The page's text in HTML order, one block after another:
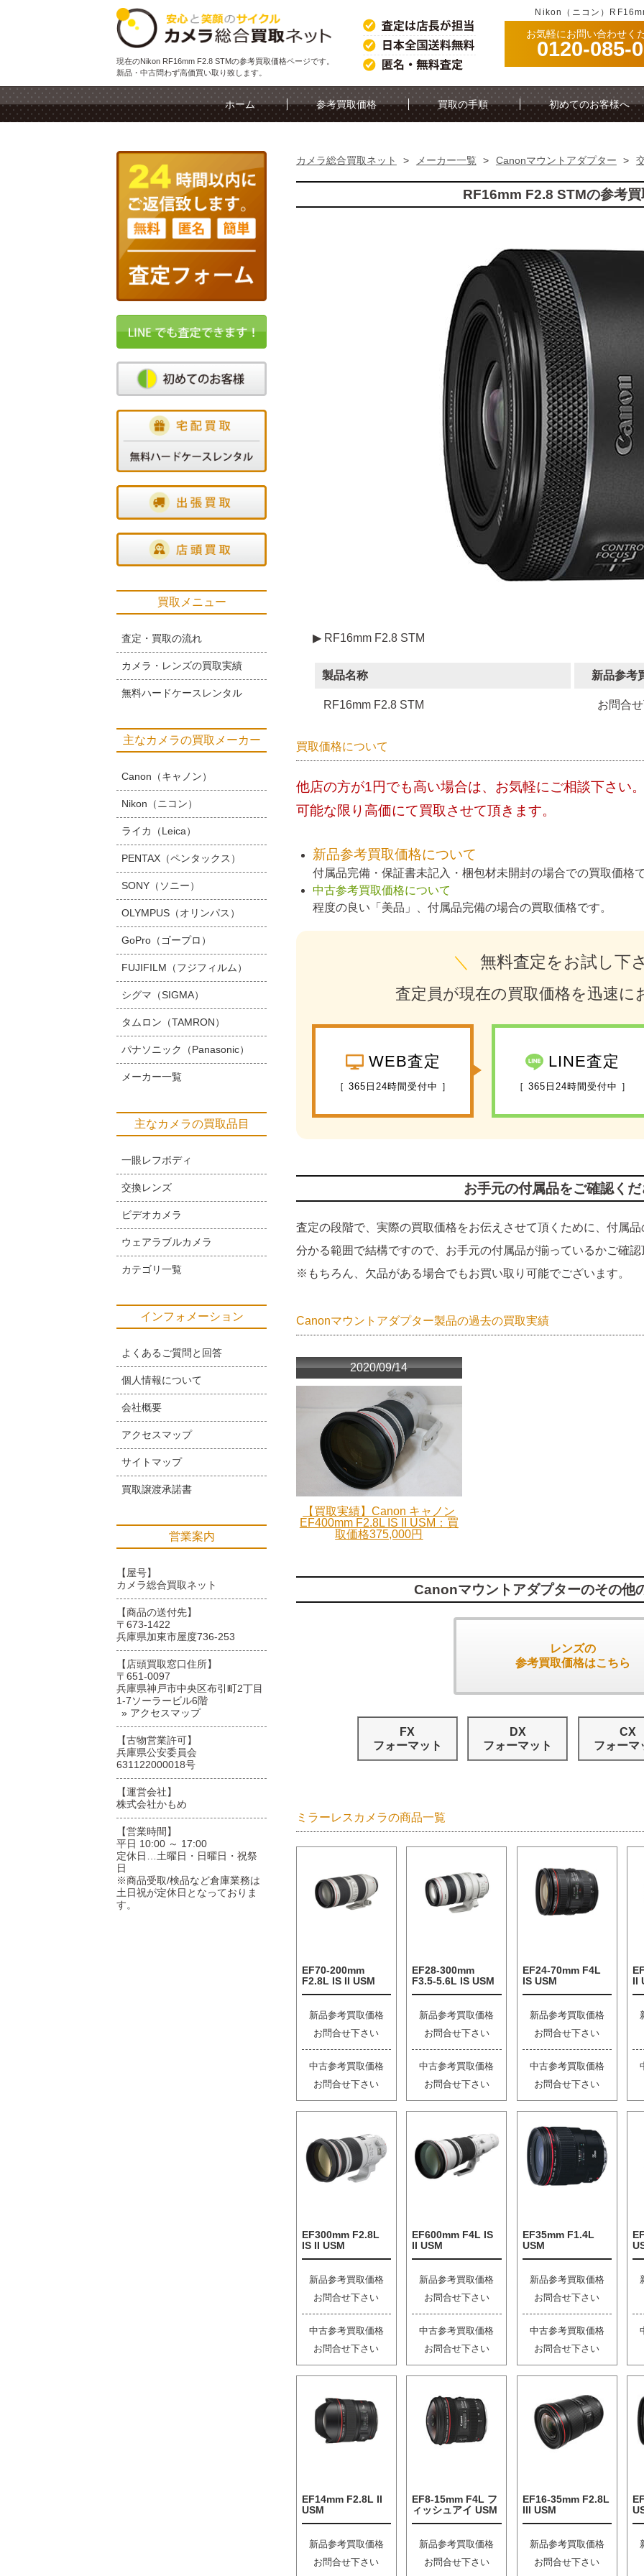
Nikon（ニコン）
現在のNikon RF16mm F2.8 STMの参考買取価格ページです。
新品・中古問わず高価買い取り致します。
お気軽にお問い合わせく
0120-085-
ホーム 参考買取価格 買取の手順 初めてのお客様へ
カメラ総合買取ネット > メーカー一覧 > Canonマウントアダプター >
RF16mm F2.8 STMの参考
▶ RF16mm F2.8 STM
製品名称 新品参考
RF16mm F2.8 STM お問合
買取価格について
他店の方が1円でも高い場合は、お気軽にご相談下さい。
可能な限り高価にて買取させて頂きます。
新品参考買取価格について
付属品完備・保証書未記入・梱包材未開封の場合での買取価格で
中古参考買取価格について
程度の良い「美品」、付属品完備の場合の買取価格です。
＼ 無料査定をお試し下
査定員が現在の買取価格を迅速に
WEB査定
［ 365日24時間受付中 ］
LINE査定
［ 365日24時間受付中 ］
お手元の付属品をご確認くだ
査定の段階で、実際の買取価格をお伝えさせて頂くために、付属品
分かる範囲で結構ですので、お手元の付属品が揃っているかご確認
※もちろん、欠品がある場合でもお買い取り可能でございます。
Canonマウントアダプター製品の過去の買取実績
2020/09/14
【買取実績】Canon キャノン
EF400mm F2.8L IS II USM：買
取価格375,000円
Canonマウントアダプターのその他
レンズの
参考買取価格はこちら
FX
フォーマット
DX
フォーマット
CX
フォーマ
ミラーレスカメラの商品一覧
EF70-200mm
F2.8L IS II USM
新品参考買取価格
お問合せ下さい
中古参考買取価格
お問合せ下さい
EF28-300mm
F3.5-5.6L IS USM
新品参考買取価格
お問合せ下さい
中古参考買取価格
お問合せ下さい
EF24-70mm F4L
IS USM
新品参考買取価格
お問合せ下さい
中古参考買取価格
お問合せ下さい
II
EF300mm F2.8L
IS II USM
新品参考買取価格
お問合せ下さい
中古参考買取価格
お問合せ下さい
EF600mm F4L IS
II USM
新品参考買取価格
お問合せ下さい
中古参考買取価格
お問合せ下さい
EF35mm F1.4L
USM
新品参考買取価格
お問合せ下さい
中古参考買取価格
お問合せ下さい
EF14mm F2.8L II
USM
新品参考買取価格
お問合せ下さい
EF8-15mm F4L フ
ィッシュアイ USM
新品参考買取価格
お問合せ下さい
EF16-35mm F2.8L
III USM
新品参考買取価格
お問合せ下さい
買取メニュー
査定・買取の流れ
カメラ・レンズの買取実績
無料ハードケースレンタル
主なカメラの買取メーカー
Canon（キャノン）
Nikon（ニコン）
ライカ（Leica）
PENTAX（ペンタックス）
SONY（ソニー）
OLYMPUS（オリンパス）
GoPro（ゴープロ）
FUJIFILM（フジフィルム）
シグマ（SIGMA）
タムロン（TAMRON）
パナソニック（Panasonic）
メーカー一覧
主なカメラの買取品目
一眼レフボディ
交換レンズ
ビデオカメラ
ウェアラブルカメラ
カテゴリ一覧
インフォメーション
よくあるご質問と回答
個人情報について
会社概要
アクセスマップ
サイトマップ
買取譲渡承諾書
営業案内
【屋号】
カメラ総合買取ネット
【商品の送付先】
〒673-1422
兵庫県加東市屋度736-253
【店頭買取窓口住所】
〒651-0097
兵庫県神戸市中央区布引町2丁目
1-7ソーラービル6階
» アクセスマップ
【古物営業許可】
兵庫県公安委員会
631122000018号
【運営会社】
株式会社かもめ
【営業時間】
平日 10:00 ～ 17:00
定休日…土曜日・日曜日・祝祭
日
※商品受取/検品など倉庫業務は
土日祝が定休日となっておりま
す。